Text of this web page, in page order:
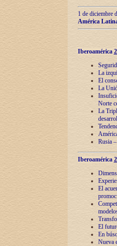
1 de diciembre
América
Iberoamérica
La
El
La
Norte
La
Rusia
Iberoamérica
El
El
En
Nueva